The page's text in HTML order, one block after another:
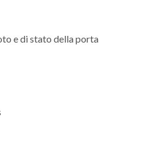
e di stato della porta